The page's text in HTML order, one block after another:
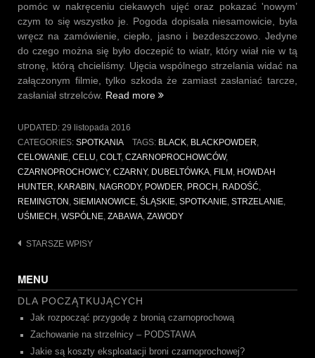
pomóc w nakręceniu ciekawych ujęć oraz pokazać 'nowym’
czym to się wszystko je. Pogoda dopisała niesamowicie, była
wręcz na zamówienie, ciepło, jasno i bezdeszczowo. Jedyne
do czego można się było doczepić to wiatr, który wiał nie w tą
stronę, którą chcieliśmy. Ujęcia wspólnego strzelania widać na
załączonym filmie, tylko szkoda że zamiast zasłaniać tarcze,
zasłaniał strzelców. Read more „Spotkanie
Śląskich
26.11.2016
(zawody)”
UPDATED: 29 listopada 2016
CATEGORIES: SPOTKANIA TAGS: BLACK, BLACKPOWDER,
CELOWANIE, CELU, COLT, CZARNOPROCHOWCÓW,
CZARNOPROCHOWCY, CZARNY, DUBELTÓWKA, FILM , HOWDAH
HUNTER, KARABIN , NAGRODY, POWDER, PROCH , RADOŚĆ,
REMINGTON , SIEMIANOWICE, ŚLĄSKIE, SPOTKANIE, STRZELANIE,
UŚMIECH , WSPÓLNE, ZABAWA, ZAWODY
Nawigacja
wpisach
STARSZE WPISY
MENU
DLA POCZĄTKUJĄCYCH
Jak rozpocząć przygodę z bronią czarnoprochową
Zachowanie na strzelnicy – PODSTAWA
Jakie są koszty eksploatacji broni czarnoprochowej?